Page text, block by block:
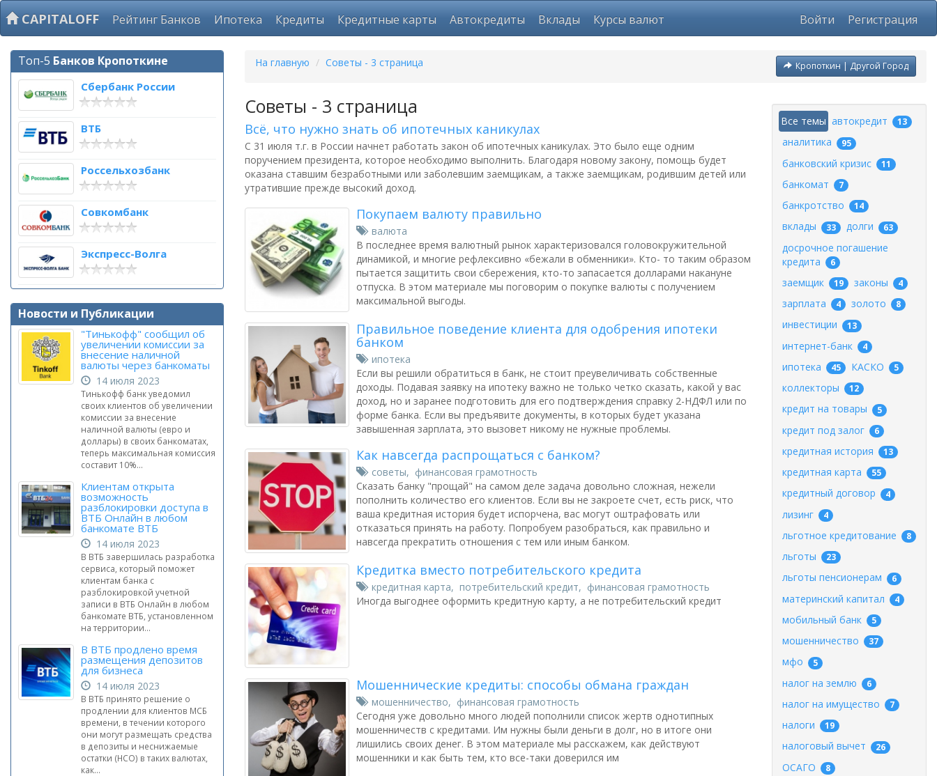
CAPITALOFF Рейтинг Банков Ипотека Кредиты Кредитные карты Автокредиты Вклады Курсы валют Войти Регистрация
Топ-5 Банков Кропоткине
Сбербанк России
ВТБ
Россельхозбанк
Совкомбанк
Экспресс-Волга
Новости и Публикации
"Тинькофф" сообщил об
увеличении комиссии за
внесение наличной
валюты через банкоматы
14 июля 2023
Тинькофф банк уведомил
своих клиентов об увеличении
комиссии за внесение
наличной валюты (евро и
доллары) в своих банкоматах,
теперь максимальная комиссия
составит 10%...
Клиентам открыта
возможность
разблокировки доступа в
ВТБ Онлайн в любом
банкомате ВТБ
14 июля 2023
В ВТБ завершилась разработка
сервиса, который поможет
клиентам банка с
разблокировкой учетной
записи в ВТБ Онлайн в любом
банкомате ВТБ, установленном
на территории...
В ВТБ продлено время
размещения депозитов
для бизнеса
14 июля 2023
В ВТБ принято решение о
продлении для клиентов МСБ
времени, в течении которого
они могут размещать средства
в депозиты и неснижаемые
остатки (НСО) в таких валютах,
как...
Кропоткин | Другой Город
На главную / Советы - 3 страница
Советы - 3 страница
Всё, что нужно знать об ипотечных каникулах
С 31 июля т.г. в России начнет работать закон об ипотечных каникулах. Это было еще одним
поручением президента, которое необходимо выполнить. Благодаря новому закону, помощь будет
оказана ставшим безработными или заболевшим заемщикам, а также заемщикам, родившим детей или
утратившие прежде высокий доход.
Покупаем валюту правильно
валюта
В последнее время валютный рынок характеризовался головокружительной
динамикой, и многие рефлексивно «бежали в обменники». Кто- то таким образом
пытается защитить свои сбережения, кто-то запасается долларами накануне
отпуска. В этом материале мы поговорим о покупке валюты с получением
максимальной выгоды.
Правильное поведение клиента для одобрения ипотеки
банком
ипотека
Если вы решили обратиться в банк, не стоит преувеличивать собственные
доходы. Подавая заявку на ипотеку важно не только четко сказать, какой у вас
доход, но и заранее подготовить для его подтверждения справку 2-НДФЛ или по
форме банка. Если вы предъявите документы, в которых будет указана
завышенная зарплата, это вызовет никому не нужные проблемы.
Как навсегда распрощаться с банком?
советы, финансовая грамотность
Сказать банку "прощай" на самом деле задача довольно сложная, нежели
пополнить количество его клиентов. Если вы не закроете счет, есть риск, что
ваша кредитная история будет испорчена, вас могут оштрафовать или
отказаться принять на работу. Попробуем разобраться, как правильно и
навсегда прекратить отношения с тем или иным банком.
Кредитка вместо потребительского кредита
кредитная карта, потребительский кредит, финансовая грамотность
Иногда выгоднее оформить кредитную карту, а не потребительский кредит
Мошеннические кредиты: способы обмана граждан
мошенничество, финансовая грамотность
Сегодня уже довольно много людей пополнили список жертв однотипных
мошенничеств с кредитами. Им нужны были деньги в долг, но в итоге они
лишились своих денег. В этом материале мы расскажем, как действуют
мошенники и как быть тем, кто все-таки доверился им
Все темы автокредит 13
аналитика 95
банковский кризис 11
банкомат 7
банкротство 14
вклады 33 долги 63
досрочное погашение
кредита
6
заемщик 19 законы 4
зарплата 4 золото 8
инвестиции 13
интернет-банк 4
ипотека 45 КАСКО 5
коллекторы 12
кредит на товары 5
кредит под залог 6
кредитная история 13
кредитная карта 55
кредитный договор 4
лизинг 4
льготное кредитование 8
льготы 23
льготы пенсионерам 6
материнский капитал 4
мобильный банк 5
мошенничество 37
мфо 5
налог на землю 6
налог на имущество 7
налоги 19
налоговый вычет 26
ОСАГО 8